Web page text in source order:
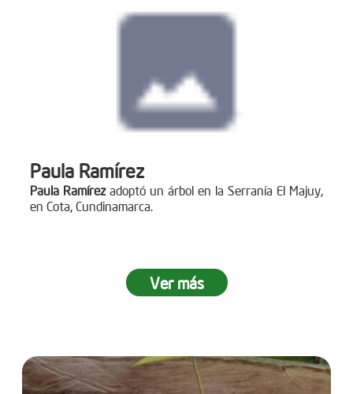
Paula Ramírez
Paula Ramírezadoptó un árbol en la Serranía El Majuy,
en Cota, Cundinamarca.
Ver más